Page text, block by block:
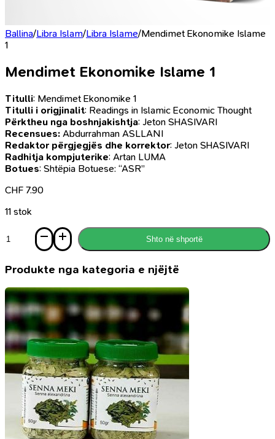
Ballina/Libra Islam/Libra Islame/Mendimet Ekonomike Islame
1
Mendimet Ekonomike Islame 1
Titulli: Mendimet Ekonomike 1
Titulli i origjinalit: Readings in Islamic Economic Thought
Përktheu nga boshnjakishtja: Jeton SHASIVARI
Recensues: Abdurrahman ASLLANI
Redaktor përgjegjës dhe korrektor: Jeton SHASIVARI
Radhitja kompjuterike: Artan LUMA
Botues: Shtëpia Botuese: “ASR”
CHF 7.90
11 stok
Mendimet
Islame
Shto në shportë
Produkte nga kategoria e njëjtë